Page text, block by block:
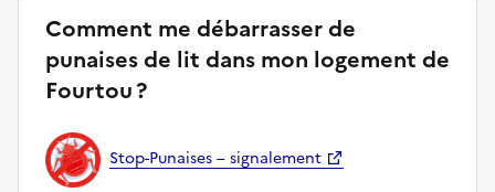
Comment me débarrasser de
punaises de lit dans mon logement de
Fourtou ?
Stop-Punaises – signalement